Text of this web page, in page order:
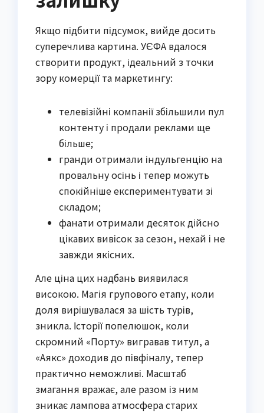
Якщо підбити підсумок, вийде досить
суперечлива картина. УЄФА вдалося
створити продукт, ідеальний з точки
зору комерції та маркетингу:
телевізійні компанії збільшили пул
контенту і продали реклами ще
більше;
гранди отримали індульгенцію на
провальну осінь і тепер можуть
спокійніше експериментувати зі
складом;
фанати отримали десяток дійсно
цікавих вивісок за сезон, нехай і не
завжди якісних.
Але ціна цих надбань виявилася
високою. Магія групового етапу, коли
доля вирішувалася за шість турів,
зникла. Історії попелюшок, коли
скромний «Порту» вигравав титул, а
«Аякс» доходив до півфіналу, тепер
практично неможливі. Масштаб
змагання вражає, але разом із ним
зникає лампова атмосфера старих